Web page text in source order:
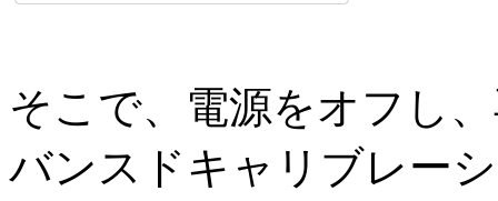
そこで、電源をオフし
バンスドキャリブレー